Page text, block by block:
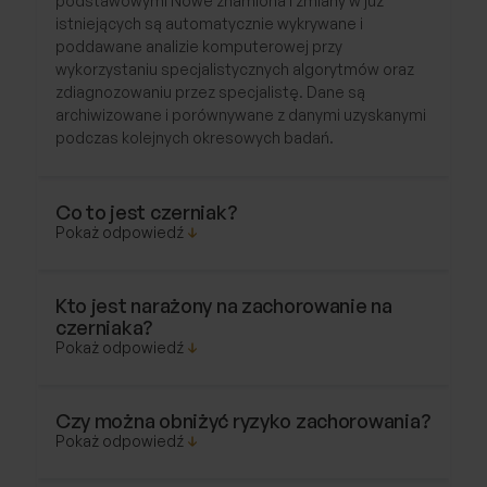
istniejących są automatycznie wykrywane i
poddawane analizie komputerowej przy
wykorzystaniu specjalistycznych algorytmów oraz
zdiagnozowaniu przez specjalistę. Dane są
archiwizowane i porównywane z danymi uzyskanymi
podczas kolejnych okresowych badań.
Co to jest czerniak?
raka skóry, chorobą polegającą na
niekontrolowanym rozroście komórek
pigmentowych. Czerniak charakteryzuje się dużą
rozprzestrzeniającą się odmianą raka skóry na
świecie.
Kto jest narażony na zachorowanie na
czerniaka?
szczególnie narażone są osoby: o jasnej karnacji
skóry, z oczami koloru niebieskiego lub zielonego, z
Czy można obniżyć ryzyko zachorowania?